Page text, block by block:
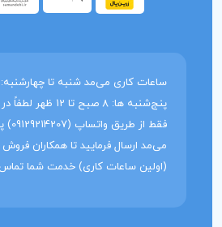
پنج‌شنبه ها: 8 صبح تا
فقط
می‌مد ارسال فرمایید تا همکاران
(اولین ساعات کاری) خدمت شما تماس